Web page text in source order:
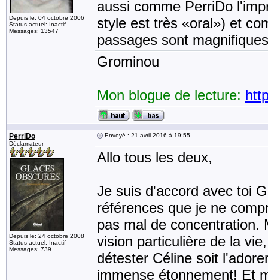
Depuis le: 04 octobre 2006
Status actuel: Inactif
Messages: 13547
aussi comme PerriDo
style est très «oral») et
passages sont
Grominou
Mon blogue de lecture:
PerriDo
Déclamateur
Depuis le: 24 octobre 2008
Status actuel: Inactif
Messages: 739
Envoyé : 21 avril 2016 à 19:55
Allo tous les deux,
Je suis d'accord avec toi
références que je ne
pas mal de concentration.
vision particulière de la
détester Céline soit
immense étonnement! Et